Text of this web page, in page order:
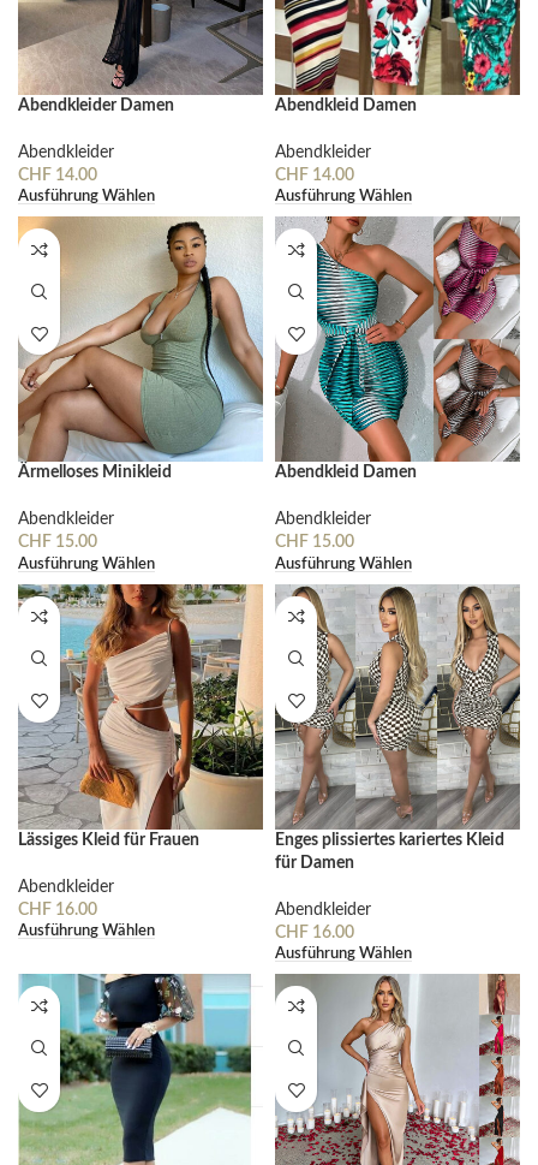
Abendkleider Damen
Abendkleider
CHF 14.00
Ausführung Wählen
Abendkleid Damen
Abendkleider
CHF 14.00
Ausführung Wählen
Ärmelloses Minikleid
Abendkleider
CHF 15.00
Ausführung Wählen
Abendkleid Damen
Abendkleider
CHF 15.00
Ausführung Wählen
Lässiges Kleid für Frauen
Abendkleider
CHF 16.00
Ausführung Wählen
Enges plissiertes kariertes Kleid
für Damen
Abendkleider
CHF 16.00
Ausführung Wählen